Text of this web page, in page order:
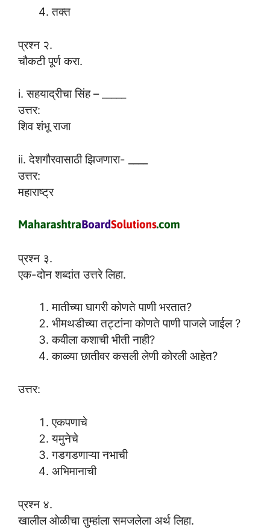
तक्त
प्रश्न २.
चौकटी पूर्ण करा.
i. सहयाद्रीचा सिंह – _____
उत्तर:
शिव शंभू राजा
ii. देशगौरवासाठी झिजणारा- ____
उत्तर:
महाराष्ट्र
प्रश्न ३.
एक-दोन शब्दांत उत्तरे लिहा.
मातीच्या घागरी कोणते पाणी भरतात?
भीमथडीच्या तट्टांना कोणते पाणी पाजले जाईल ?
कवीला कशाची भीती नाही?
काळ्या छातीवर कसली लेणी कोरली आहेत?
उत्तर:
एकपणाचे
यमुनेचे
गडगडणाऱ्या नभाची
अभिमानाची
प्रश्न ४.
खालील ओळीचा तुम्हांला समजलेला अर्थ लिहा.